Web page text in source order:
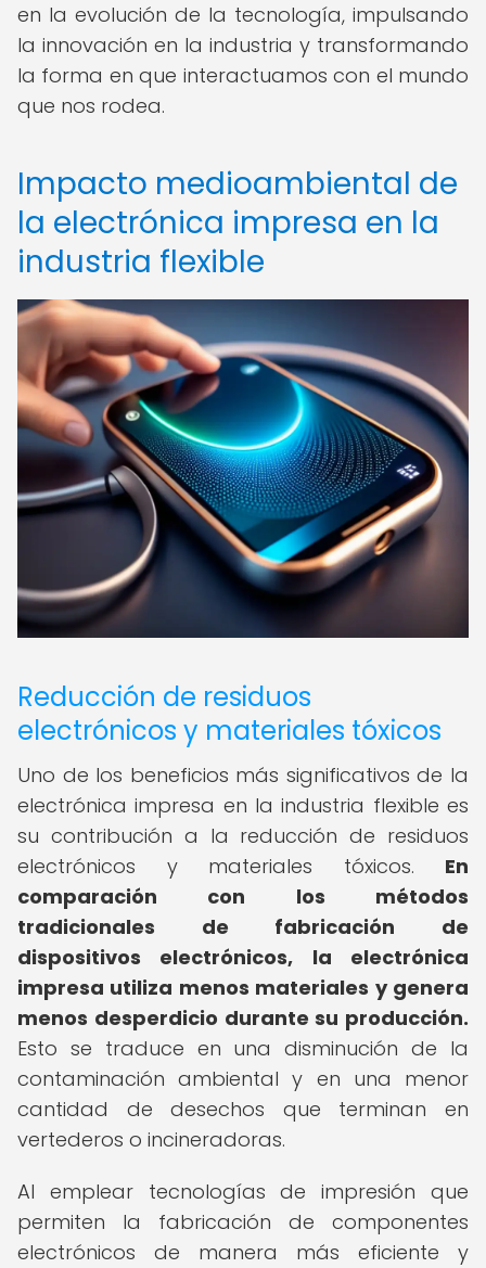
en la evolución de la tecnología, impulsando
la innovación en la industria y transformando
la forma en que interactuamos con el mundo
que nos rodea.
Impacto medioambiental de
la electrónica impresa en la
industria flexible
Reducción de residuos
electrónicos y materiales tóxicos
Uno de los beneficios más significativos de la
electrónica impresa en la industria flexible es
su contribución a la reducción de residuos
electrónicos y materiales tóxicos. En
comparación con los métodos
tradicionales de fabricación de
dispositivos electrónicos, la electrónica
impresa utiliza menos materiales y genera
menos desperdicio durante su producción.
Esto se traduce en una disminución de la
contaminación ambiental y en una menor
cantidad de desechos que terminan en
vertederos o incineradoras.
Al emplear tecnologías de impresión que
permiten la fabricación de componentes
electrónicos de manera más eficiente y